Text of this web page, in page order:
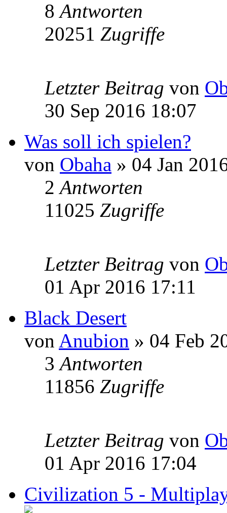
8Antworten
20251 Zugriffe
Letzter Beitrag von
30 Sep 2016 18:07
Was soll ich spielen?
von Obaha » 04 Jan
2Antworten
11025 Zugriffe
Letzter Beitrag von
01 Apr 2016 17:11
Black Desert
von Anubion » 04 Feb
3Antworten
11856 Zugriffe
Letzter Beitrag von
01 Apr 2016 17:04
Civilization 5 -